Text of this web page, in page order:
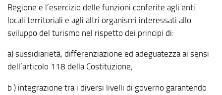
Regione e l’esercizio delle funzioni conferite agli enti
locali territoriali e agli altri organismi interessati allo
sviluppo del turismo nel rispetto dei principi di:
a) sussidiarietà, differenziazione ed adeguatezza ai sensi
dell’articolo 118 della Costituzione;
b ) integrazione tra i diversi livelli di governo garantendo